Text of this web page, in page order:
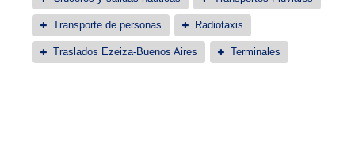
Transporte de personas Radiotaxis
Traslados Ezeiza-Buenos Aires Terminales